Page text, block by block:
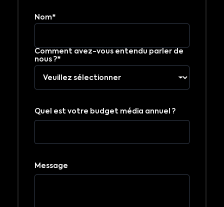
Nom*
Comment avez-vous entendu parler de
nous ?*
Quel est votre budget média annuel ?
Message